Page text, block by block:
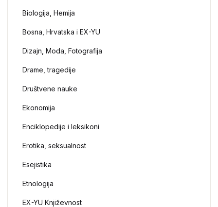
Biologija, Hemija
Bosna, Hrvatska i EX-YU
Dizajn, Moda, Fotografija
Drame, tragedije
Društvene nauke
Ekonomija
Enciklopedije i leksikoni
Erotika, seksualnost
Esejistika
Etnologija
EX-YU Književnost